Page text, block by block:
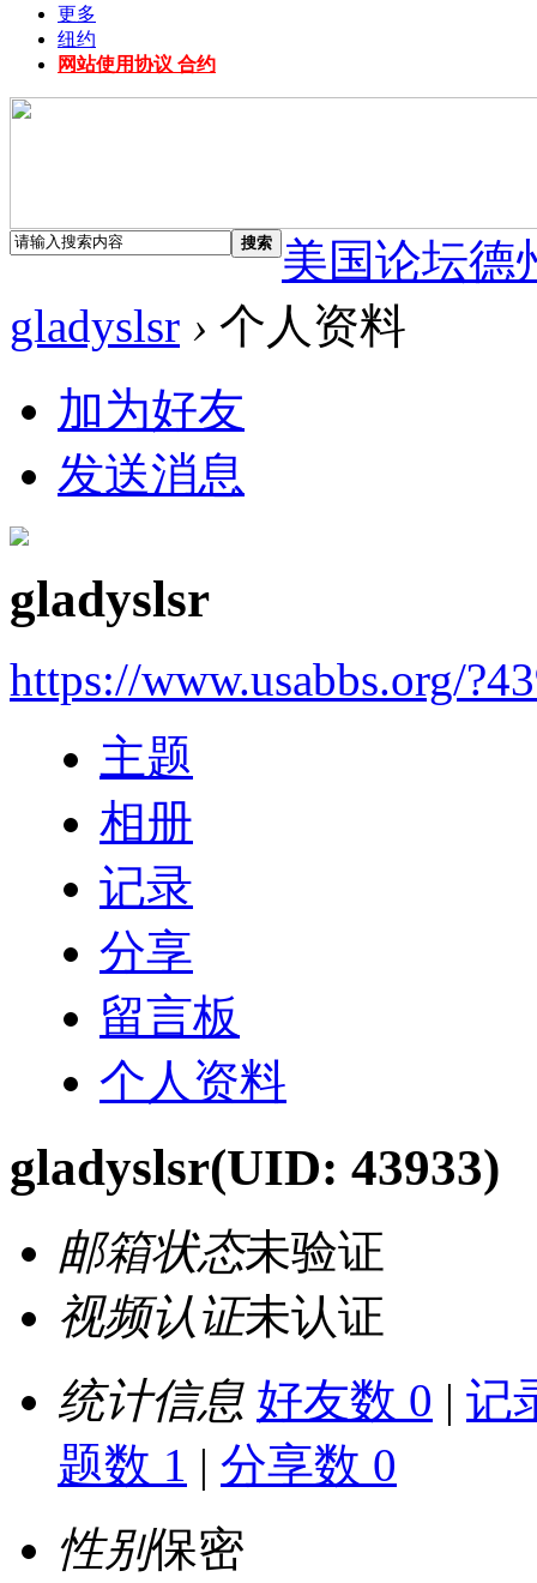
更多
纽约
网站使用协议 合约
搜索
美国论坛德
gladyslsr › 个人资料
加为好友
发送消息
gladyslsr
https://www.usabbs.org/
主题
相册
记录
分享
留言板
个人资料
gladyslsr(UID: 43933)
邮箱状态未验证
视频认证未认证
统计信息 好友数 0 | 记
题数 1 | 分享数 0
性别保密